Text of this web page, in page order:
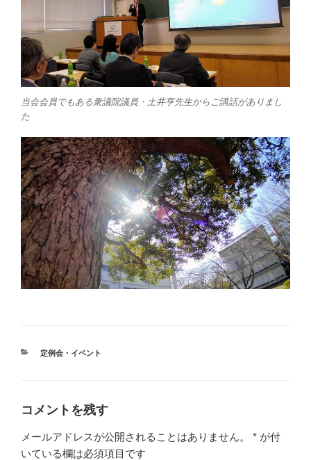
当会会員でもある衆議院議員・土井亨先生からご講話がありまし
た
カ
ー
定例会・イベント
コメントを残す
メールアドレスが公開されることはありません。 * が付
いている欄は必須項目です